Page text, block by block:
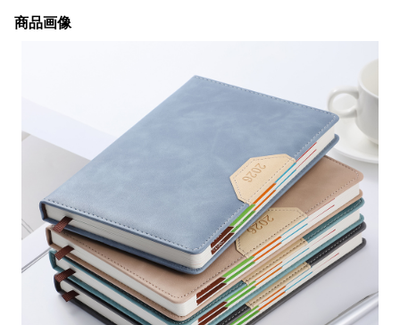
商品画像